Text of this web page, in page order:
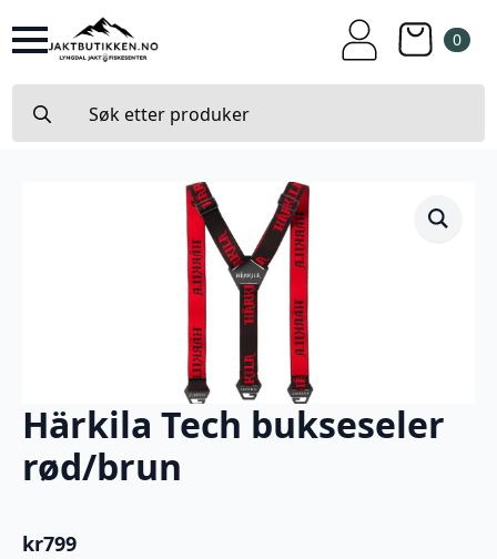
0
for:
Härkila Tech bukseseler
rød/brun
kr799